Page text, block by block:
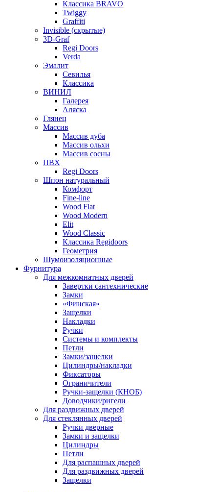
Классика BRAVO
Twiggy
Graffiti
Invisible (скрытые)
3D-Graf
Regi Doors
Verda
Эмалит
Севилья
Классика
ВИНИЛ
Галерея
Аляска
Глянец
Массив
Массив дуба
Массив ольхи
Массив сосны
ПВХ
Regi Doors
Шпон натуральный
Комфорт
Fine-line
Wood Flat
Wood Modern
Elit
Wood Classic
Классика Regidoors
Геометрия
Шумоизоляционные
Фурнитура
Для межкомнатных дверей
Завертки сантехнические
Замки
«Финская»
Защелки
Накладки
Ручки
Системы и комплекты
Петли
Замки/защелки
Цилиндры/накладки
Фиксаторы
Ограничители
Ручки-защелки (КНОБ)
Доводчики/ригели
Для раздвижных дверей
Для стеклянных дверей
Ручки дверные
Замки и защелки
Цилиндры
Петли
Для распашных дверей
Для раздвижных дверей
Защелки